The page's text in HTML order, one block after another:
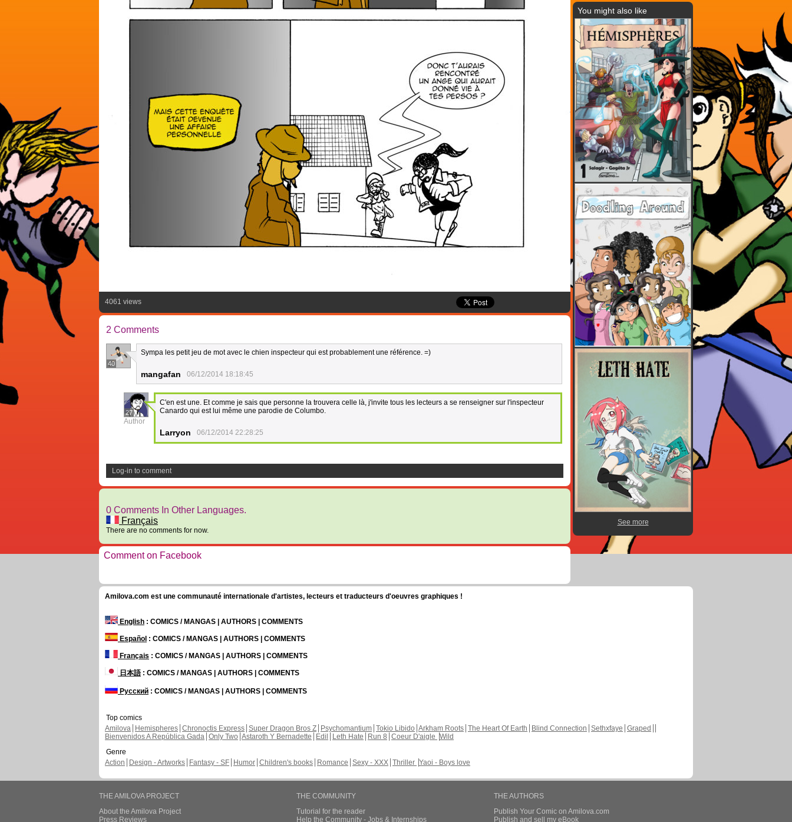
4061 views
2 Comments
40
Sympa les petit jeu de mot avec le chien inspecteur qui est probablement une référence. =)
mangafan 06/12/2014 18:18:45
27
Author
C'en est une. Et comme je sais que personne la trouvera celle là, j'invite tous les lecteurs a se renseigner sur l'inspecteur
Canardo qui est lui même une parodie de Columbo.
Larryon 06/12/2014 22:28:25
Log-in to comment
0 Comments In Other Languages.
Français
There are no comments for now.
Comment on Facebook
You might also like
See more
Amilova.com est une communauté internationale d'artistes, lecteurs et traducteurs d'oeuvres graphiques !
English : COMICS / MANGAS | AUTHORS | COMMENTS
Español : COMICS / MANGAS | AUTHORS | COMMENTS
Français : COMICS / MANGAS | AUTHORS | COMMENTS
日本語: COMICS / MANGAS | AUTHORS | COMMENTS
Русский : COMICS / MANGAS | AUTHORS | COMMENTS
Top comics
Amilova
Hemispheres Chronoctis Express Super Dragon Bros Z Psychomantium Tokio Libido Arkham Roots The Heart Of Earth Blind Connection Sethxfaye Graped
Bienvenidos A República Gada Only Two Astaroth Y Bernadette Edil Leth Hate Run 8 Coeur D'aigle Wild
Genre
Action
Design - Artworks Fantasy - SF Humor Children's books Romance Sexy - XXX Thriller Yaoi - Boys love
THE AMILOVA PROJECT
About the Amilova Project
Press Reviews
THE COMMUNITY
Tutorial for the reader
Help the Community - Jobs & Internships
THE AUTHORS
Publish Your Comic on Amilova.com
Publish and sell my eBook